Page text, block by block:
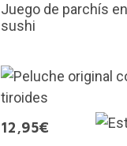
Juego de parchís
sushi
12,95€